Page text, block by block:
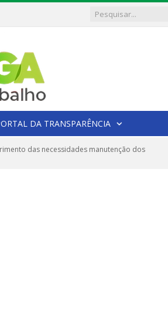
DA TRANSPARÊNCIA
das necessidades manutenção dos